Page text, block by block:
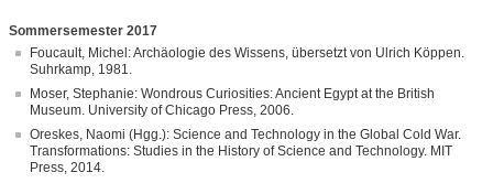
Sommersemester 2017
Foucault, Michel: Archäologie des Wissens, übersetzt von Ulrich Köppen.
Suhrkamp, 1981.
Moser, Stephanie: Wondrous Curiosities: Ancient Egypt at the British
Museum. University of Chicago Press, 2006.
Oreskes, Naomi (Hgg.): Science and Technology in the Global Cold War.
Transformations: Studies in the History of Science and Technology. MIT
Press, 2014.